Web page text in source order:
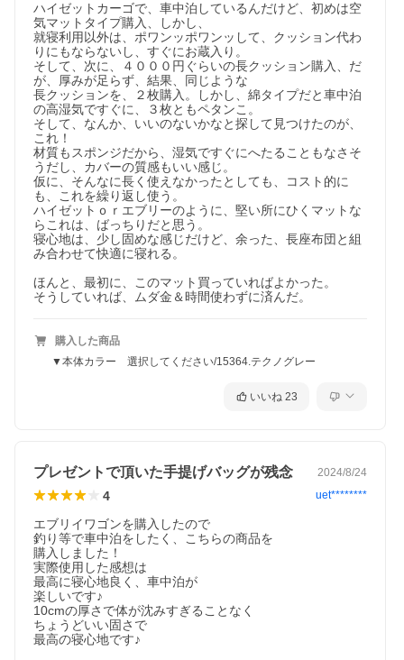
ハイゼットカーゴで、車中泊しているんだけど、初めは空
気マットタイプ購入、しかし、
就寝利用以外は、ポワンッポワンッして、クッション代わ
りにもならないし、すぐにお蔵入り。
そして、次に、４０００円ぐらいの長クッション購入、だ
が、厚みが足らず、結果、同じような
長クッションを、２枚購入。しかし、綿タイプだと車中泊
の高湿気ですぐに、３枚ともペタンこ。
そして、なんか、いいのないかなと探して見つけたのが、
これ！
材質もスポンジだから、湿気ですぐにへたることもなさそ
うだし、カバーの質感もいい感じ。
仮に、そんなに長く使えなかったとしても、コスト的に
も、これを繰り返し使う。
ハイゼットｏｒエブリーのように、堅い所にひくマットな
らこれは、ばっちりだと思う。
寝心地は、少し固めな感じだけど、余った、長座布団と組
み合わせて快適に寝れる。
ほんと、最初に、このマット買っていればよかった。
そうしていれば、ムダ金＆時間使わずに済んだ。
購入した商品
▼本体カラー 選択してください/15364.テクノグレー
いいね 23
プレゼントで頂いた手提げバッグが残念 2024/8/24
4 uet********
エブリイワゴンを購入したので
釣り等で車中泊をしたく、こちらの商品を
購入しました！
実際使用した感想は
最高に寝心地良く、車中泊が
楽しいです♪
10cmの厚さで体が沈みすぎることなく
ちょうどいい固さで
最高の寝心地です♪